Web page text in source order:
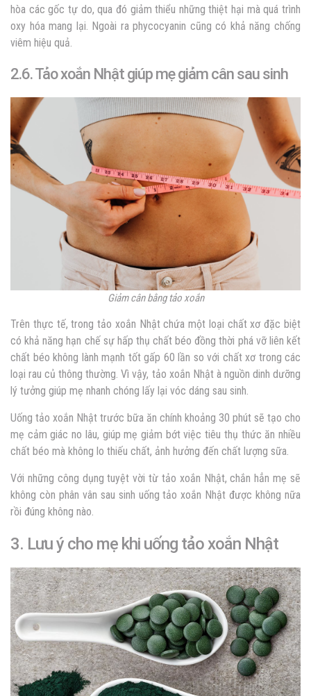
hòa các gốc tự do, qua đó giảm thiểu những thiệt hại mà quá trình
oxy hóa mang lại. Ngoài ra phycocyanin cũng có khả năng chống
viêm hiệu quả.
2.6. Tảo xoắn Nhật giúp mẹ giảm cân sau sinh
Giảm cân bằng tảo xoắn
Trên thực tế, trong tảo xoắn Nhật chứa một loại chất xơ đặc biệt
có khả năng hạn chế sự hấp thụ chất béo đồng thời phá vỡ liên kết
chất béo không lành mạnh tốt gấp 60 lần so với chất xơ trong các
loại rau củ thông thường. Vì vậy, tảo xoắn Nhật à nguồn dinh dưỡng
lý tưởng giúp mẹ nhanh chóng lấy lại vóc dáng sau sinh.
Uống tảo xoắn Nhật trước bữa ăn chính khoảng 30 phút sẽ tạo cho
mẹ cảm giác no lâu, giúp mẹ giảm bớt việc tiêu thụ thức ăn nhiều
chất béo mà không lo thiếu chất, ảnh hưởng đến chất lượng sữa.
Với những công dụng tuyệt vời từ tảo xoắn Nhật, chắn hẳn mẹ sẽ
không còn phân vân sau sinh uống tảo xoắn Nhật được không nữa
rồi đúng không nào.
3. Lưu ý cho mẹ khi uống tảo xoắn Nhật